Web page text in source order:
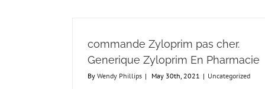
commande Zyloprim pas cher.
Generique Zyloprim En Pharmacie
By Wendy Phillips | May 30th, 2021 | Uncategorized